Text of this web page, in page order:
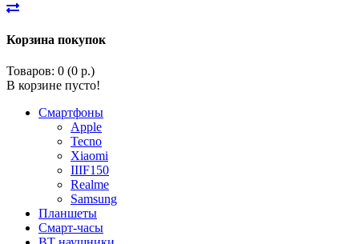
Корзина покупок
Товаров: 0 (0 р.)
В корзине пусто!
Смартфоны
Apple
Tecno
Xiaomi
IIIF150
Realme
Samsung
Планшеты
Смарт-часы